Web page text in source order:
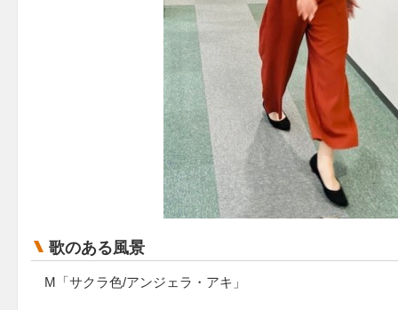
歌のある風景
M「サクラ色/アンジェラ・アキ」